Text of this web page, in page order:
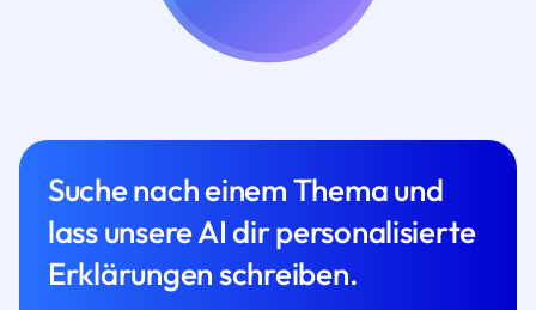
Suche nach einem Thema und
lass unsere AI dir personalisierte
Erklärungen schreiben.